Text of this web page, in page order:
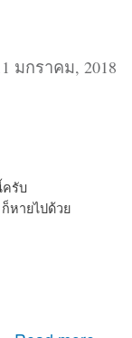
มกราคม, 2018
ครับ
หายไปด้วย